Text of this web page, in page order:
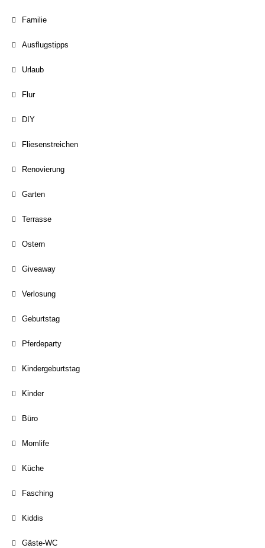
Familie
Ausflugstipps
Urlaub
Flur
DIY
Fliesenstreichen
Renovierung
Garten
Terrasse
Ostern
Giveaway
Verlosung
Geburtstag
Pferdeparty
Kindergeburtstag
Kinder
Büro
Momlife
Küche
Fasching
Kiddis
Gäste-WC